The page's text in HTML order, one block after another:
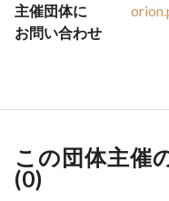
主催団体に
お問い合わせ
この団体主催
(0)